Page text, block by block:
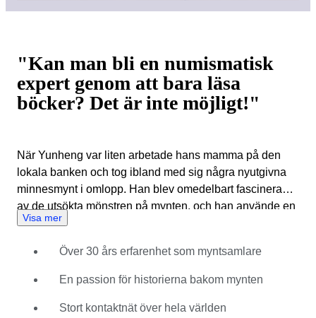
"Kan man bli en numismatisk
expert genom att bara läsa
böcker? Det är inte möjligt!"
När Yunheng var liten arbetade hans mamma på den
lokala banken och tog ibland med sig några nyutgivna
minnesmynt i omlopp. Han blev omedelbart fascinerad
av de utsökta mönstren på mynten, och han använde en
ordbok för att hitta betydelsen av texten på dem. När han
mängd gamla kinesiska mynt i present. Han ordnade
mynten i kronologisk ordning, klistrade fast dem på en
kan föreställa dig är myntsamlande ett mycket brett
Visa mer
Över 30 års erfarenhet som myntsamlare
En passion för historierna bakom mynten
Stort kontaktnät över hela världen